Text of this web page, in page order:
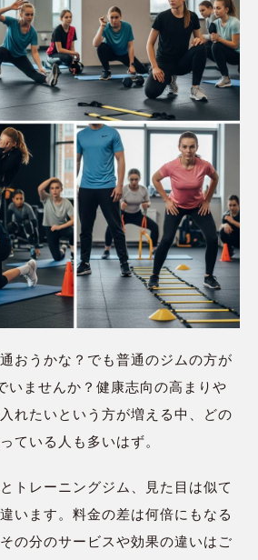
おうかな？でも普通のジムの方が
いませんか？健康志向の高まりや
れたいという方が増える中、どの
ている人も多いはず。
トレーニングジム、見た目は似て
います。料金の差は何倍にもなる
の分のサービスや効果の違いはご